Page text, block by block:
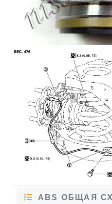
ABS ОБЩАЯ